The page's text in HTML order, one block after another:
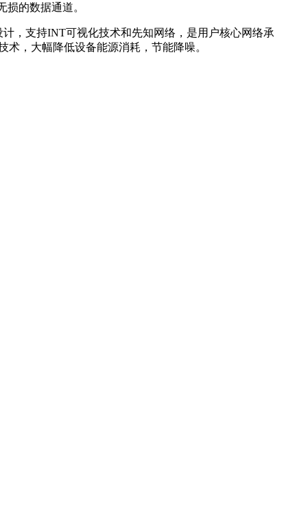
的数据通道。
计，支持INT可视化技术和先知网络，是用户核心网络承
，大幅降低设备能源消耗，节能降噪。